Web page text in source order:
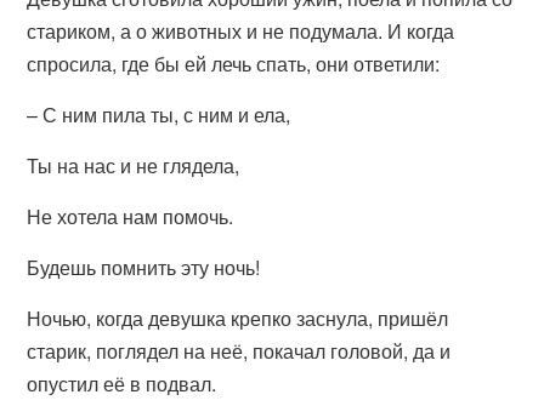
стариком, а о животных и не подумала. И когда
спросила, где бы ей лечь спать, они ответили:
– С ним пила ты, с ним и ела,
Ты на нас и не глядела,
Не хотела нам помочь.
Будешь помнить эту ночь!
Ночью, когда девушка крепко заснула, пришёл
старик, поглядел на неё, покачал головой, да и
опустил её в подвал.